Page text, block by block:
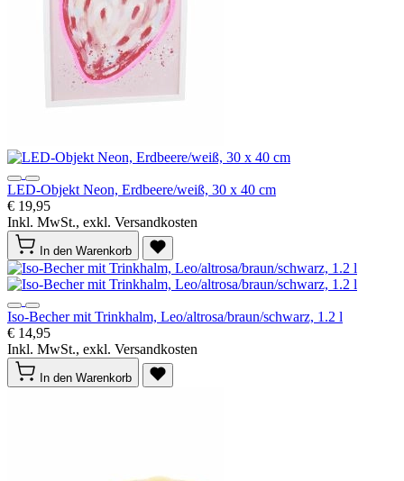
LED-Objekt Neon, Erdbeere/weiß, 30 x 40 cm
€ 19,95
Inkl. MwSt., exkl. Versandkosten
In den Warenkorb
Iso-Becher mit Trinkhalm, Leo/altrosa/braun/schwarz, 1.2 l
€ 14,95
Inkl. MwSt., exkl. Versandkosten
In den Warenkorb